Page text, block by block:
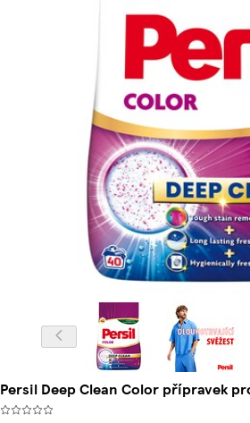
Persil Deep Clean Color přípravek